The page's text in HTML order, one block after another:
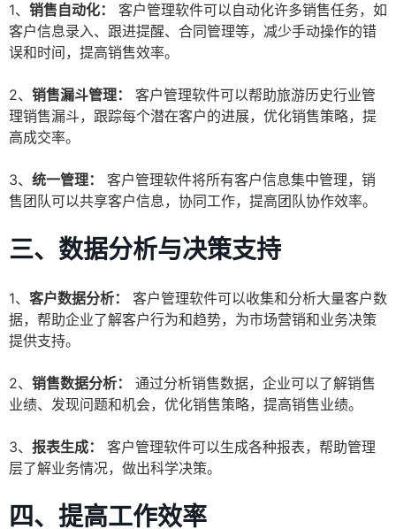
1、 销售自动化：
客户管理软件可以自动化许多销售任务，如
客户信息录入、跟进提醒、合同管理等，减少手动操作的错
误和时间，提高销售效率。
2、 销售漏斗管理：
客户管理软件可以帮助旅游历史行业管
理销售漏斗，跟踪每个潜在客户的进展，优化销售策略，提
高成交率。
3、 统一管理：
客户管理软件将所有客户信息集中管理，销
售团队可以共享客户信息，协同工作，提高团队协作效率。
三、数据分析与决策支持
1、 客户数据分析：
客户管理软件可以收集和分析大量客户数
据，帮助企业了解客户行为和趋势，为市场营销和业务决策
提供支持。
2、 销售数据分析：
通过分析销售数据，企业可以了解销售
业绩、发现问题和机会，优化销售策略，提高销售业绩。
3、 报表生成：
客户管理软件可以生成各种报表，帮助管理
层了解业务情况，做出科学决策。
四、提高工作效率